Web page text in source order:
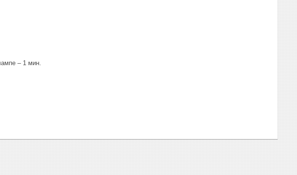
– 1 мин.